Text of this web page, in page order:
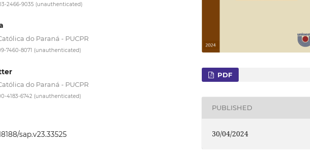
2466-9035 (unauthenticated)
do Paraná - PUCPR
7460-8071 (unauthenticated)
do Paraná - PUCPR
4183-6742 (unauthenticated)
sap.v23.33525
PDF
PUBLISHED
30/04/2024